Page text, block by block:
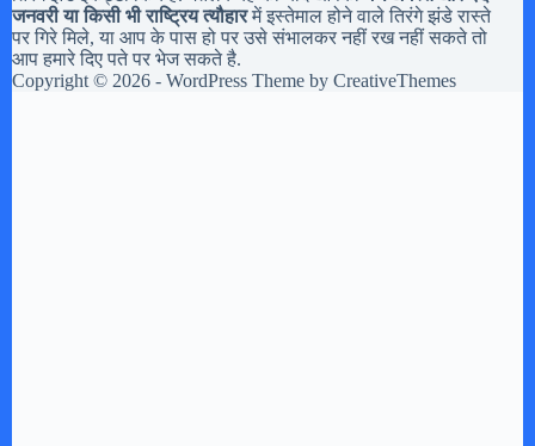
जनवरी या किसी भी राष्ट्रिय त्यौहारमें इस्तेमाल होने वाले तिरंगे झंडे रास्ते
पर गिरे मिले, या आप के पास हो पर उसे संभालकर नहीं रख नहीं सकते तो
आप हमारे दिए पते पर भेज सकते है.
Copyright © 2026 - WordPress Theme by CreativeThemes